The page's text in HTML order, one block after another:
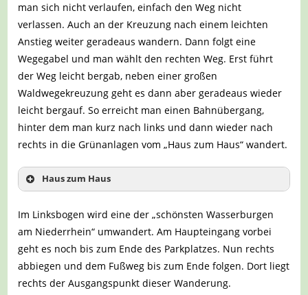
man sich nicht verlaufen, einfach den Weg nicht
verlassen. Auch an der Kreuzung nach einem leichten
Anstieg weiter geradeaus wandern. Dann folgt eine
Wegegabel und man wählt den rechten Weg. Erst führt
der Weg leicht bergab, neben einer großen
Waldwegekreuzung geht es dann aber geradeaus wieder
leicht bergauf. So erreicht man einen Bahnübergang,
hinter dem man kurz nach links und dann wieder nach
rechts in die Grünanlagen vom „Haus zum Haus“ wandert.
Haus zum Haus
Im Linksbogen wird eine der „schönsten Wasserburgen
am Niederrhein“ umwandert. Am Haupteingang vorbei
geht es noch bis zum Ende des Parkplatzes. Nun rechts
abbiegen und dem Fußweg bis zum Ende folgen. Dort liegt
rechts der Ausgangspunkt dieser Wanderung.